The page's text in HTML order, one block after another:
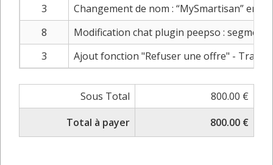
3
Changement de nom : “MySmartisan” en
8
Modification chat plugin peepso :
3
Ajout fonction "Refuser une offre" - Travail
Sous Total
800.00 €
Total à payer
800.00 €